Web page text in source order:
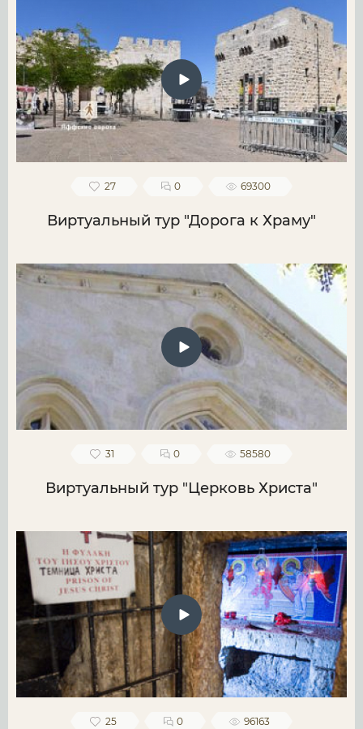
27 0 69300
Виртуальный тур "Дорога к Храму"
31 0 58580
Виртуальный тур "Церковь Христа"
25 0 96163